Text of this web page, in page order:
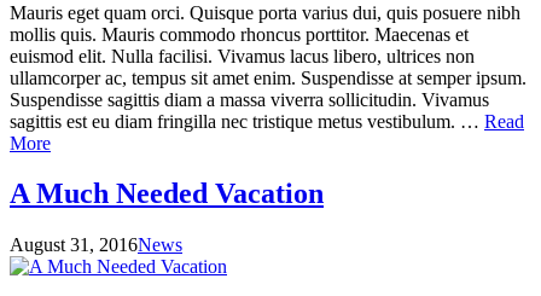
Mauris eget quam orci. Quisque porta varius dui, quis posuere nibh
mollis quis. Mauris commodo rhoncus porttitor. Maecenas et
euismod elit. Nulla facilisi. Vivamus lacus libero, ultrices non
ullamcorper ac, tempus sit amet enim. Suspendisse at semper ipsum.
Suspendisse sagittis diam a massa viverra sollicitudin. Vivamus
sagittis est eu diam fringilla nec tristique metus vestibulum. … Read
More
A Much Needed Vacation
August 31, 2016News